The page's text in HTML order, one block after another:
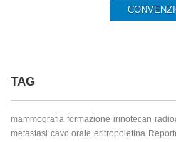
TAG
mammografia formazione irinotecan
metastasi cavo orale eritropoietina